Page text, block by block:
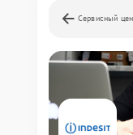
Сервисный